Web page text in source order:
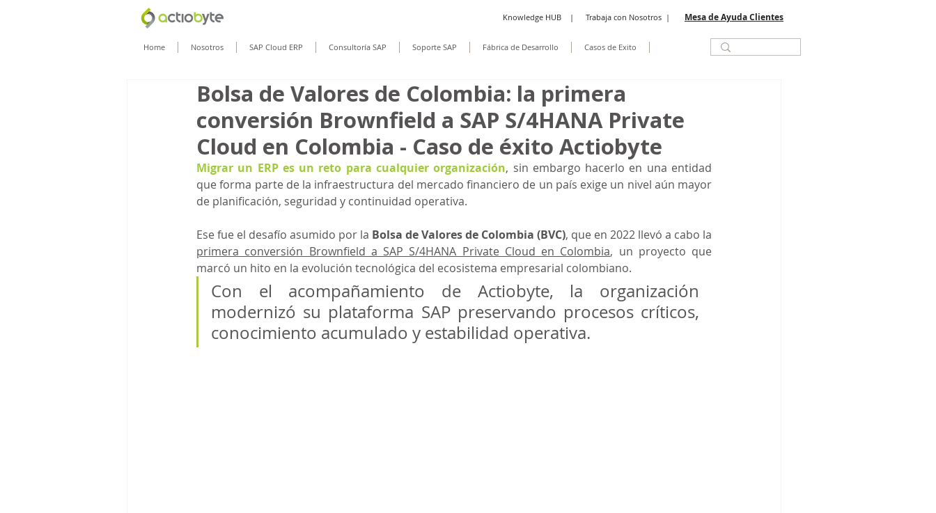
Knowledge HUB | Trabaja con Nosotros | Mesa de Ayuda Clientes
Home Nosotros SAP Cloud ERP Consultoría SAP Soporte SAP Fábrica de Desarrollo Casos de Exito
Bolsa de Valores de Colombia: la primera
conversión Brownfield a SAP S/4HANA Private
Cloud en Colombia - Caso de éxito Actiobyte
Migrar un ERP es un reto para cualquier organización, sin embargo hacerlo en una entidad
que forma parte de la infraestructura del mercado financiero de un país exige un nivel aún mayor
de planificación, seguridad y continuidad operativa.
Ese fue el desafío asumido por la Bolsa de Valores de Colombia (BVC)
primera conversión Brownfield a SAP S/4HANA Private Cloud en Colombia, un proyecto que
marcó un hito en la evolución tecnológica del ecosistema empresarial colombiano.
Con el acompañamiento de Actiobyte, la organización
modernizó su plataforma SAP preservando procesos críticos,
conocimiento acumulado y estabilidad operativa.